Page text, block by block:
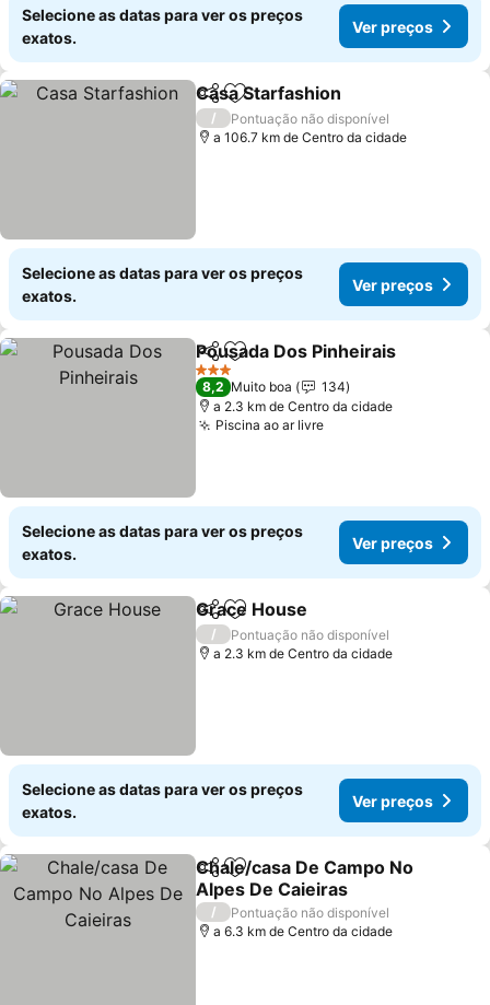
Selecione as datas para ver os preços
exatos.
Ver preços
PartilharAdicionar aos favoritos
Casa Starfashion
/
Pontuação não disponível
a 106.7 km de Centro da cidade
Selecione as datas para ver os preços
exatos.
Ver preços
PartilharAdicionar aos favoritos
Pousada Dos Pinheirais
3 Estrelas
8,2 Muito boa
134
a 2.3 km de Centro da cidade
Piscina ao ar livre
Selecione as datas para ver os preços
exatos.
Ver preços
PartilharAdicionar aos favoritos
Grace House
/
Pontuação não disponível
a 2.3 km de Centro da cidade
Selecione as datas para ver os preços
exatos.
Ver preços
PartilharAdicionar aos favoritos
Chale/casa De Campo No
Alpes De Caieiras
/
Pontuação não disponível
a 6.3 km de Centro da cidade